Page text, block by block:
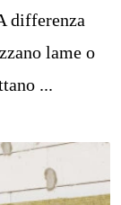
differenza
lame o
...